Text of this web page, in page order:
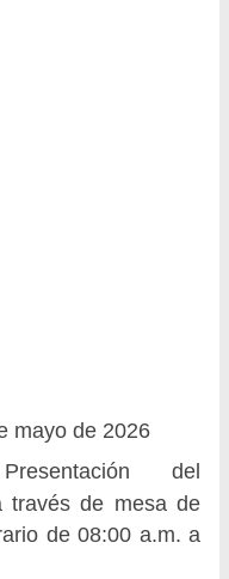
mayo de 2026
del
través de mesa de
de 08:00 a.m. a